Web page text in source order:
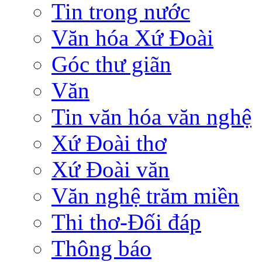
Tin trong nước
Văn hóa Xứ Đoài
Góc thư giãn
Văn
Tin văn hóa văn nghệ
Xứ Đoài thơ
Xứ Đoài văn
Văn nghệ trăm miền
Thi thơ-Đối đáp
Thông báo